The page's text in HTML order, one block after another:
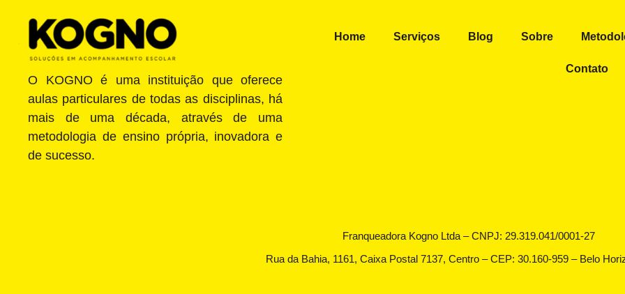
O KOGNO é uma instituição que oferece
aulas particulares de todas as disciplinas, há
mais de uma década, através de uma
metodologia de ensino própria, inovadora e
de sucesso.
Home Serviços Blog Sobre
Contato
Franqueadora Kogno Ltda – CNPJ: 29.319.041/0001-27
Rua da Bahia, 1161, Caixa Postal 7137, Centro – CEP: 30.160-959 – Belo